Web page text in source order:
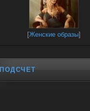
[Женские образы]
ПОДСЧЕТ